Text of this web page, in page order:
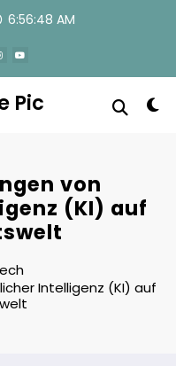
6:56:48 AM
Pic
von
(KI) auf
Intelligenz (KI) auf